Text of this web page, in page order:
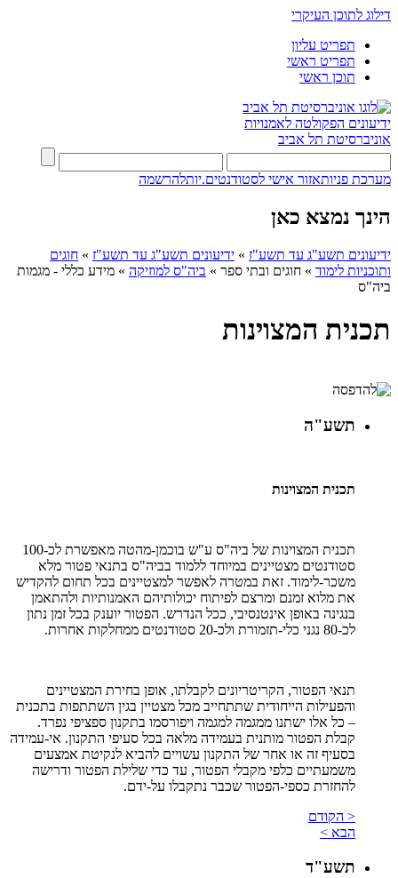
דילוג לתוכן העיקרי
תפריט עליון
תפריט ראשי
תוכן ראשי
ידיעונים הפקולטה לאמנויות
אוניברסיטת תל אביב
מערכת פניותאזור אישי לסטודנטים.יותלהרשמה
הינך נמצא כאן
ידיעונים תשע"ג עד תשע"ז » ידיעונים תשע"ג עד תשע"ז » חוגים
ותוכניות לימוד » חוגים ובתי ספר » ביה"ס למוזיקה » מידע כללי - מגמות
ביה"ס
תכנית המצוינות
תשע"ה
תכנית המצוינות
תכנית המצוינות של ביה"ס ע"ש בוכמן-מהטה מאפשרת לכ-100
סטודנטים מצטיינים במיוחד ללמוד בביה"ס בתנאי פטור מלא
משכר-לימוד. זאת במטרה לאפשר למצטיינים בכל תחום להקדיש
את מלוא זמנם ומרצם לפיתוח יכולותיהם האמנותיות ולהתאמן
בנגינה באופן אינטנסיבי, ככל הנדרש. הפטור יוענק בכל זמן נתון
לכ-80 נגני כלי-תזמורת ולכ-20 סטודנטים ממחלקות אחרות.
תנאי הפטור, הקריטריונים לקבלתו, אופן בחירת המצטיינים
והפעילות הייחודית שתתחייב מכל מצטיין בגין השתתפות בתכנית
– כל אלו ישתנו ממגמה למגמה ויפורסמו בתקנון ספציפי נפרד.
קבלת הפטור מותנית בעמידה מלאה בכל סעיפי התקנון. אי-עמידה
בסעיף זה או אחר של התקנון עשויים להביא לנקיטת אמצעים
משמעתיים כלפי מקבלי הפטור, עד כדי שלילת הפטור ודרישה
להחזרת כספי-הפטור שכבר נתקבלו על-ידם.
< הקודם
הבא >
תשע"ד